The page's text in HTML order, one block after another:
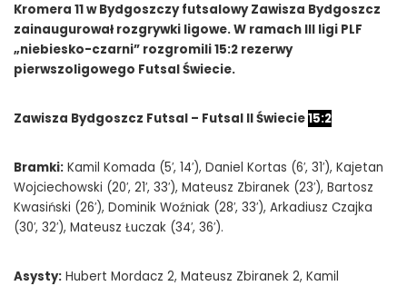
Kromera 11 w Bydgoszczy futsalowy Zawisza Bydgoszcz
zainaugurował rozgrywki ligowe. W ramach III ligi PLF
„niebiesko-czarni” rozgromili 15:2 rezerwy
pierwszoligowego Futsal Świecie.
Zawisza Bydgoszcz Futsal – Futsal II Świecie15:2
Bramki: Kamil Komada (5′, 14′), Daniel Kortas (6′, 31′), Kajetan
Wojciechowski (20′, 21′, 33′), Mateusz Zbiranek (23′), Bartosz
Kwasiński (26′), Dominik Woźniak (28′, 33′), Arkadiusz Czajka
(30′, 32′), Mateusz Łuczak (34′, 36′).
Asysty: Hubert Mordacz 2, Mateusz Zbiranek 2, Kamil